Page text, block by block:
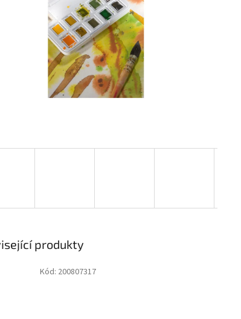
produkty
Kód: 200807317